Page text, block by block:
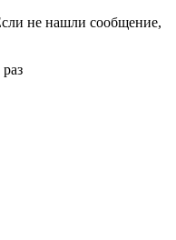
не нашли сообщение,